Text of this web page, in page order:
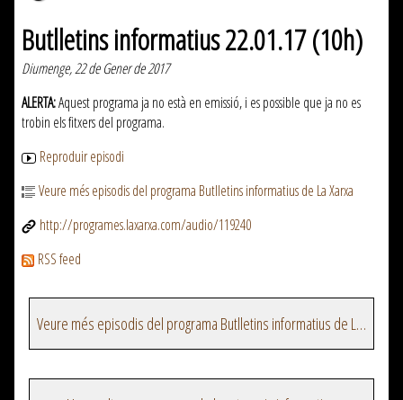
Butlletins informatius 22.01.17 (10h)
Diumenge, 22 de Gener de 2017
ALERTA:Aquest programa ja no està en emissió, i es possible que ja no es
trobin els fitxers del programa.
Reproduir episodi
Veure més episodis del programa Butlletins informatius de La Xarxa
http://programes.laxarxa.com/audio/119240
RSS feed
Veure més episodis del programa Butlletins informatius de La Xarxa